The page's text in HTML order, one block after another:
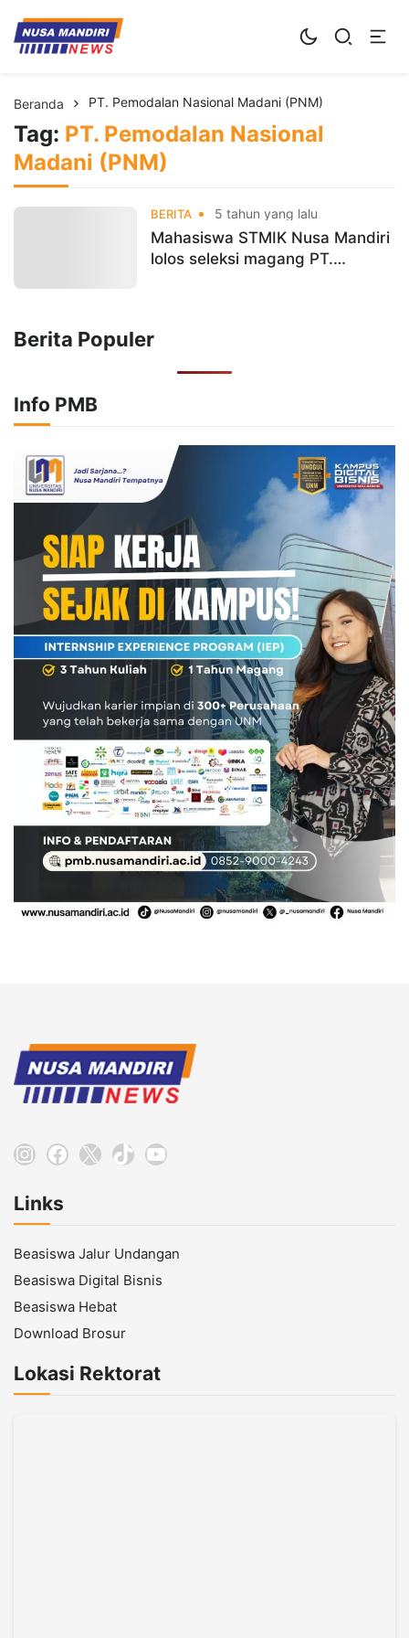
Kampus Digital Bisnis
Universitas Nusa Mandiri
Beranda PT. Pemodalan Nasional Madani (PNM)
Tag: PT. Pemodalan Nasional
Madani (PNM)
BERITA 5 tahun yang lalu
Mahasiswa STMIK Nusa Mandiri
lolos seleksi magang PT.
Berita Populer
Info PMB
Instagram
Facebook
X TikTokYouTube
Links
Beasiswa Jalur Undangan
Beasiswa Digital Bisnis
Beasiswa Hebat
Download Brosur
Lokasi Rektorat